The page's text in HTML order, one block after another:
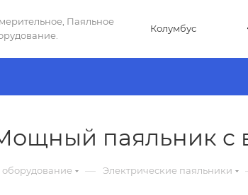
Паяльное
Колумбус
Мощный паяльник с
— Электрические паяльники